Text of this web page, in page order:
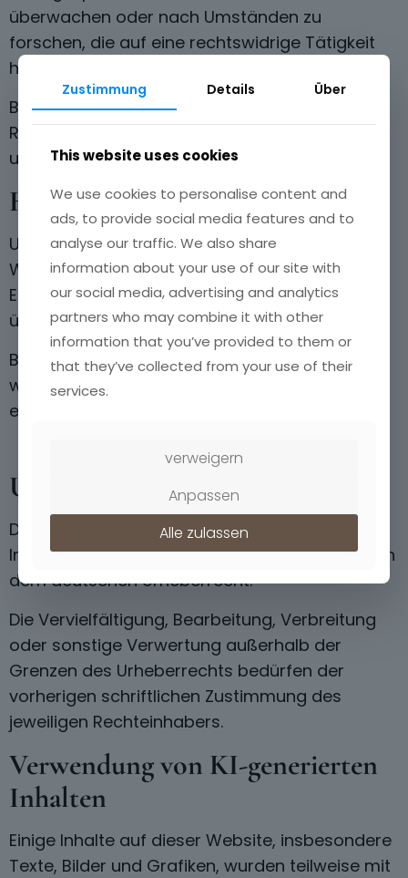
überwachen oder nach Umständen zu
forschen, die auf eine rechtswidrige Tätigkeit
hinweisen.
Bei Bekanntwerden von entsprechenden
Rechtsverletzungen werden wir diese Inhalte
umgehend entfernen.
Haftung für Links
Unser Angebot enthält Links zu externen
Websites Dritter, auf deren Inhalte wir keinen
Einfluss haben. Für diese fremden Inhalte
übernehmen wir keine Gewähr.
Bei Bekanntwerden von Rechtsverletzungen
werden wir derartige Links umgehend
entfernen.
Urheberrecht
Die durch den Websitebetreiber erstellten
Inhalte und Werke auf diesen Seiten unterliegen
dem deutschen Urheberrecht.
Die Vervielfältigung, Bearbeitung, Verbreitung
oder sonstige Verwertung außerhalb der
Grenzen des Urheberrechts bedürfen der
vorherigen schriftlichen Zustimmung des
jeweiligen Rechteinhabers.
Verwendung von KI-generierten
Inhalten
Einige Inhalte auf dieser Website, insbesondere
Texte, Bilder und Grafiken, wurden teilweise mit
Zustimmung Details Über
This website uses cookies
We use cookies to personalise content and
ads, to provide social media features and to
analyse our traffic. We also share
information about your use of our site with
our social media, advertising and analytics
partners who may combine it with other
information that you’ve provided to them or
that they’ve collected from your use of their
services.
verweigern
Anpassen
Alle zulassen